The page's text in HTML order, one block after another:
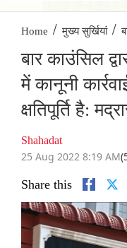
Home / मुख्य सुर्खियां /
बार काउंसिल
में कानूनी
क्षतिपूर्ति है:
Shahadat
25 Aug 2022 8:19 AM
Share this